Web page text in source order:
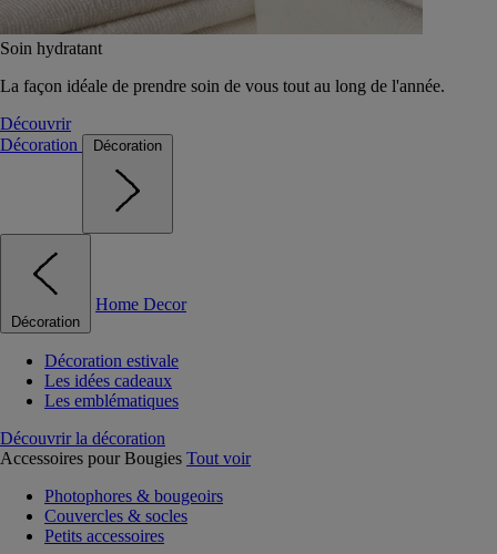
Soin hydratant
La façon idéale de prendre soin de vous tout au long de l'année.
Découvrir
Décoration
Décoration
Décoration
Home Decor
Décoration estivale
Les idées cadeaux
Les emblématiques
Découvrir la décoration
Accessoires pour Bougies Tout voir
Photophores & bougeoirs
Couvercles & socles
Petits accessoires